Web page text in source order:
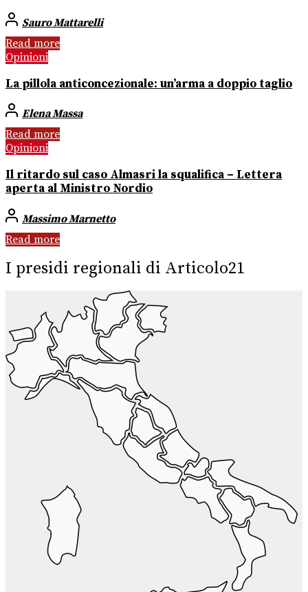
Sauro Mattarelli
Read more
Opinioni
La pillola anticoncezionale: un’arma a doppio taglio
Elena Massa
Read more
Opinioni
Il ritardo sul caso Almasri la squalifica – Lettera
aperta al Ministro Nordio
Massimo Marnetto
Read more
I presidi regionali di Articolo21